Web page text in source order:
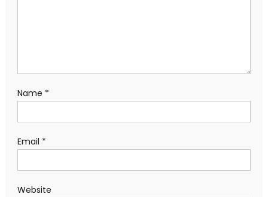
Name *
Email *
Website